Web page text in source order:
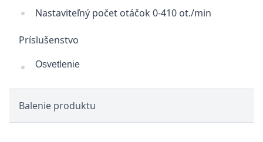
Nastaviteľný počet otáčok 0-410 ot./min
Príslušenstvo
Osvetlenie
Balenie produktu